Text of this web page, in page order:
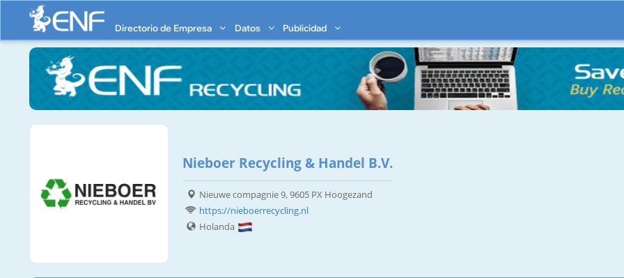
Directorio de Empresa Datos Publicidad
Nieboer Recycling & Handel B.V.
Nieuwe compagnie 9, 9605 PX Hoogezand
https://nieboerrecycling.nl
Holanda